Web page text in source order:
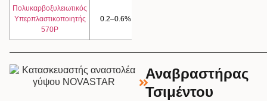
Πολυκαρβοξυλειωτικός
Υπερπλαστικοποιητής
570P
0.2–0.6%
Αναβραστήρας
Τσιμέντου